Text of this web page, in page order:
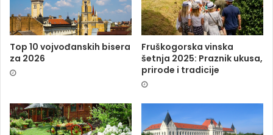
Top 10 vojvođanskih bisera
za 2026
Fruškogorska vinska
šetnja 2025: Praznik ukusa,
prirode i tradicije